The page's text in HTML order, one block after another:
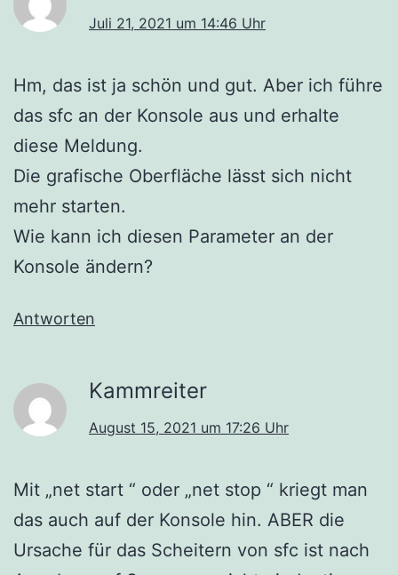
Juli 21, 2021 um 14:46 Uhr
Hm, das ist ja schön und gut. Aber ich führe
das sfc an der Konsole aus und erhalte
diese Meldung.
Die grafische Oberfläche lässt sich nicht
mehr starten.
Wie kann ich diesen Parameter an der
Konsole ändern?
Antworten
Kammreiter
August 15, 2021 um 17:26 Uhr
Mit „net start “ oder „net stop “ kriegt man
das auch auf der Konsole hin. ABER die
Ursache für das Scheitern von sfc ist nach